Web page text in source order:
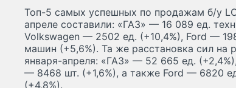
Топ-5 самых успешных по продажам б/у
апреле составили: «ГАЗ» — 16 089 ед.
Volkswagen — 2502 ед. (+10,4%), Ford —
машин (+5,6%). Та же расстановка сил на
января-апреля: «ГАЗ» — 52 665 ед.
— 8468 шт. (+1,6%), а также Ford — 6820
(+4,8%).